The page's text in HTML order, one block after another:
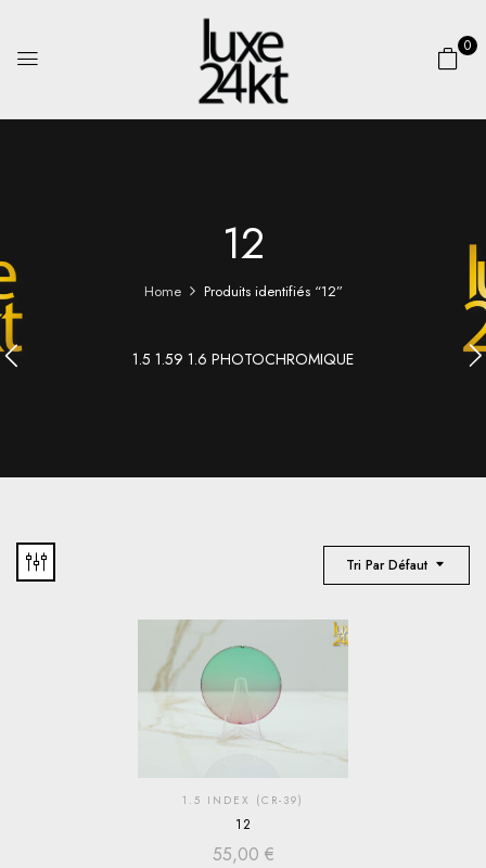
0
12
Home Produits identifiés “12”
1.5 1.59 1.6 PHOTOCHROMIQUE
Tri Par Défaut
1.5 INDEX (CR-39)
12
55,00 €